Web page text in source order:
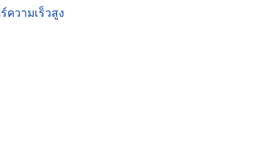
ความเร็วสูง